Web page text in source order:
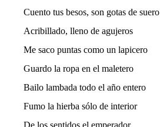
Cuento tus besos, son gotas de suero
Acribillado, lleno de agujeros
Me saco puntas como un lapicero
Guardo la ropa en el maletero
Bailo lambada todo el año entero
Fumo la hierba sólo de interior
De los sentidos el emperador